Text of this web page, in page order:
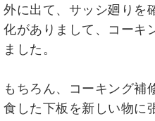
外に出て、サッシ廻りを
化がありまして、コーキ
ました。
もちろん、コーキング補
食した下板を新しい物に